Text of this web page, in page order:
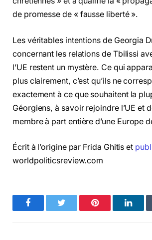
de promesse de « fausse liberté ».
Les véritables intentions de Georgia
concernant les relations de Tbilissi
l’UE restent un mystère. Ce qui
plus clairement, c’est qu’ils ne
exactement à ce que souhaitent la
Géorgiens, à savoir rejoindre l’UE et
membre à part entière d’une Europe
Écrit à l’origine par Frida Ghitis et
worldpoliticsreview.com
FacebookTwitter Pinterest